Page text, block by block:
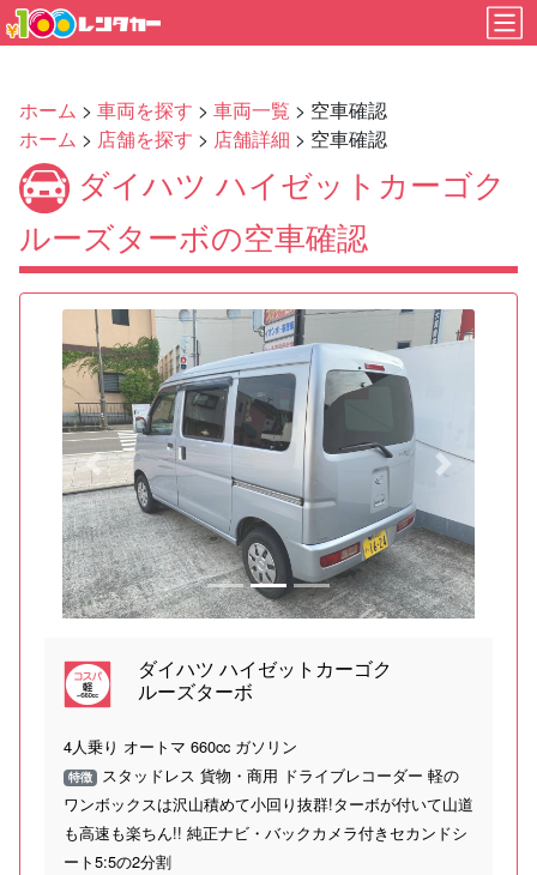
ホーム > 車両を探す > 車両一覧 > 空車確認
ホーム > 店舗を探す > 店舗詳細 > 空車確認
ダイハツ ハイゼットカーゴク
ルーズターボの空車確認
Previous Next
ダイハツ ハイゼットカーゴク
ルーズターボ
4人乗り オートマ 660cc ガソリン
特徴 スタッドレス 貨物・商用 ドライブレコーダー 軽の
ワンボックスは沢山積めて小回り抜群!ターボが付いて山道
も高速も楽ちん!! 純正ナビ・バックカメラ付きセカンドシ
ート5:5の2分割